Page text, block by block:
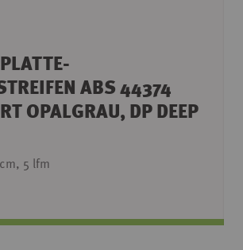
ABS 44374
OPALGRAU, DP DEEP
5 lfm